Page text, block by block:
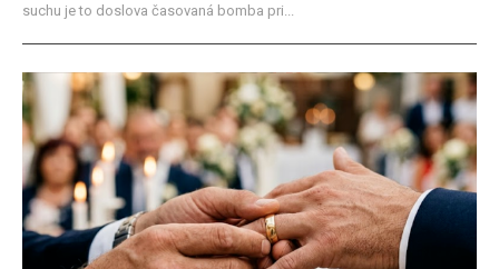
suchu je to doslova časovaná bomba pri...